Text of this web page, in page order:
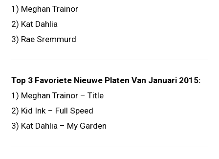
1) Meghan Trainor
2) Kat Dahlia
3) Rae Sremmurd
Top 3 Favoriete Nieuwe Platen Van Januari 2015:
1) Meghan Trainor – Title
2) Kid Ink – Full Speed
3) Kat Dahlia – My Garden